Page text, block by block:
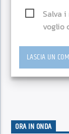
Salva
voglio
ORA IN ONDA